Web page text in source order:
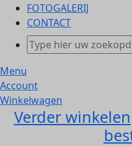
FOTOGALERIJ
CONTACT
Menu
Account
Winkelwagen
Verder winkelen